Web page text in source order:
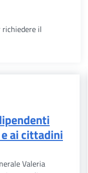
il
ai cittadini
Valeria